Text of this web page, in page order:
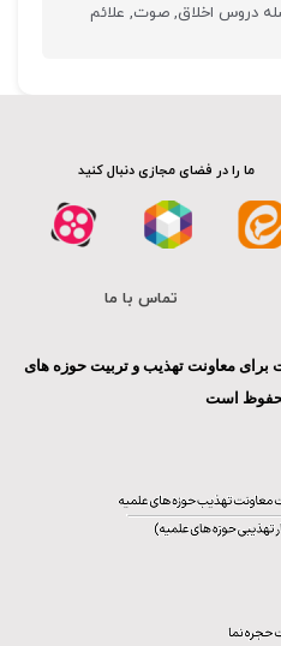
دروس اخلاق,صوت, علائم
ما را در فضای مجازی دنبال کنید
تماس با ما
معاونت تهذیب و تربیت حوزه های
است